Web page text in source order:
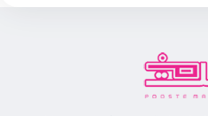
بوده که نیاز رطوبتی پوست را تامین